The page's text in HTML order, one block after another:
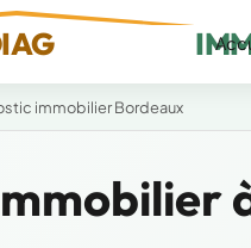
immobilier Bordeaux